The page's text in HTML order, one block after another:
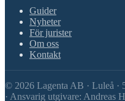
Guider
Nyheter
För jurister
Om oss
Kontakt
© 2026 Lagenta AB · Luleå ·
· Ansvarig utgivare: Andreas